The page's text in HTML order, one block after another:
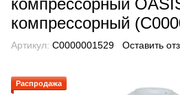
компрессорный
компрессорный
Артикул: C0000001529 Оставить
Распродажа